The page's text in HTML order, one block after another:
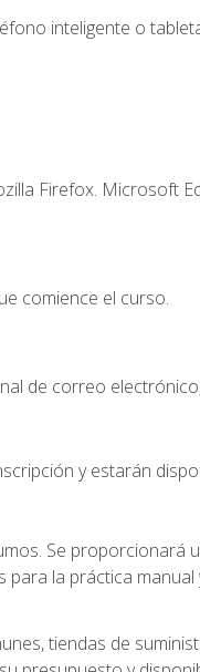
inteligente o
Firefox. Microsoft
comience el curso.
de correo
y estarán
Se proporcionará
la práctica manual
tiendas de